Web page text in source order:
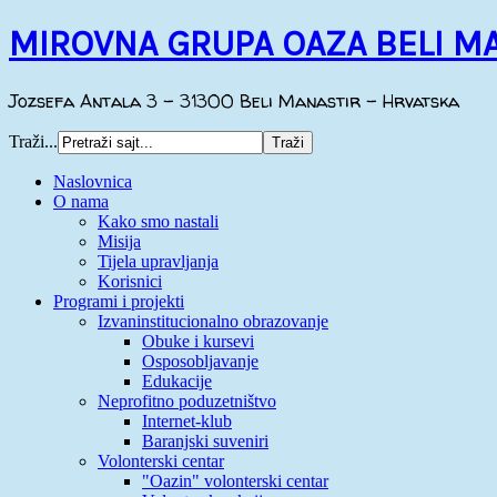
MIROVNA GRUPA OAZA BELI
Jozsefa Antala 3 - 31300 Beli Manastir - Hrvatska
Traži...
Naslovnica
O nama
Kako smo nastali
Misija
Tijela upravljanja
Korisnici
Programi i projekti
Izvaninstitucionalno obrazovanje
Obuke i kursevi
Osposobljavanje
Edukacije
Neprofitno poduzetništvo
Internet-klub
Baranjski suveniri
Volonterski centar
"Oazin" volonterski centar